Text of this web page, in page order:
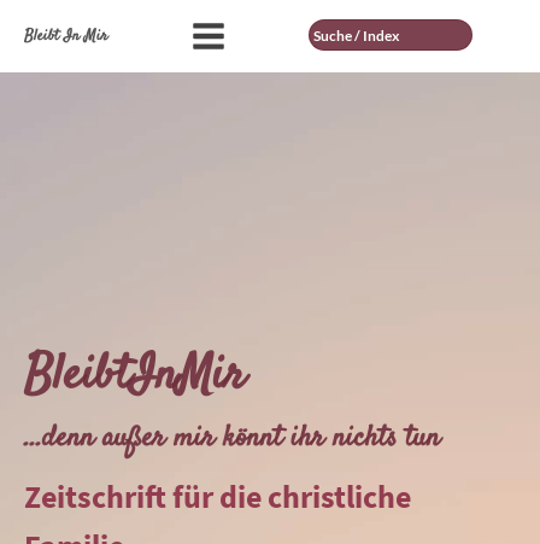
Bleibt In Mir Suche
BleibtInMir
...denn außer mir könnt ihr nichts tun
Zeitschrift für die christliche